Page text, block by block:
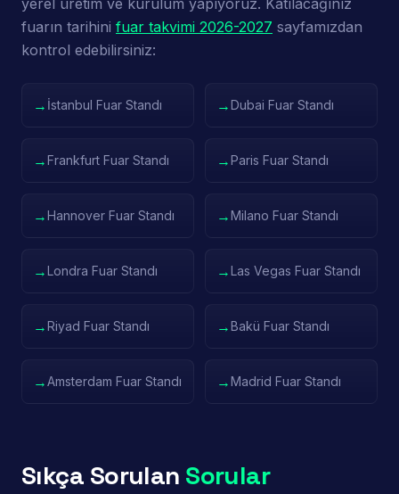
yerel üretim ve kurulum yapıyoruz. Katılacağınız
fuarın tarihini fuar takvimi 2026-2027 sayfamızdan
kontrol edebilirsiniz:
→ İstanbul Fuar Standı →Dubai Fuar Standı
→Frankfurt Fuar Standı →Paris Fuar Standı
→Hannover Fuar Standı →Milano Fuar Standı
→Londra Fuar Standı →Las Vegas Fuar Standı
→Riyad Fuar Standı →Bakü Fuar Standı
→Amsterdam Fuar Standı →Madrid Fuar Standı
Sıkça Sorulan Sorular